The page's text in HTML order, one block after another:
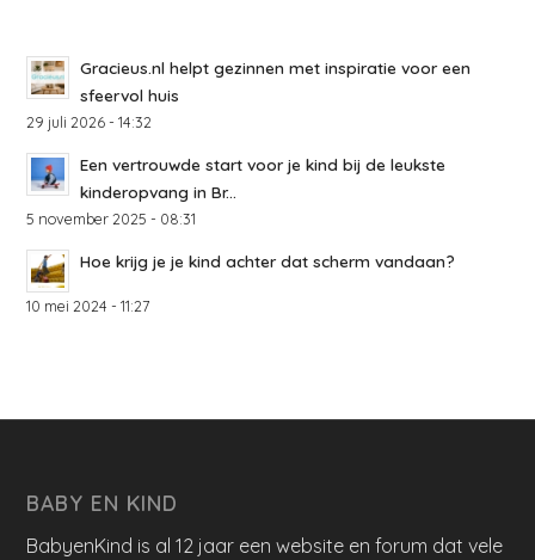
Gracieus.nl helpt gezinnen met inspiratie voor een
sfeervol huis
29 juli 2026 - 14:32
Een vertrouwde start voor je kind bij de leukste
kinderopvang in Br...
5 november 2025 - 08:31
Hoe krijg je je kind achter dat scherm vandaan?
10 mei 2024 - 11:27
BABY EN KIND
BabyenKind is al 12 jaar een website en forum dat vele